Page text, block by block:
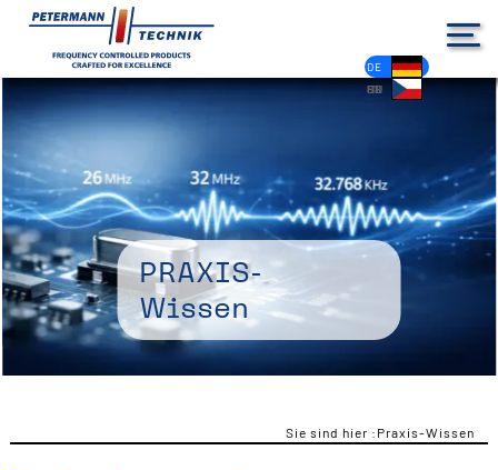
DE
EN
FR
ES
PL
IT
NL
HU
CS
Praxis-
Wissen
Sie sind hier : Praxis-Wissen